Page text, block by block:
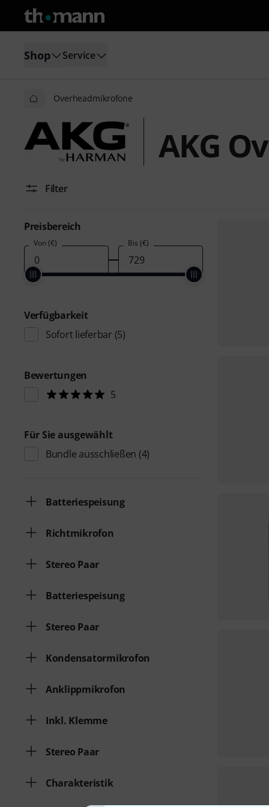
Shop Service
Overheadmikrofone
AKG
Filter
Preisbereich
Von (€) Bis (€)
Verfügbarkeit
Sofort lieferbar (5)
Bewertungen
5
Für Sie ausgewählt
Bundle ausschließen (4)
Batteriespeisung
Richtmikrofon
Stereo Paar
Batteriespeisung
Stereo Paar
Kondensatormikrofon
Anklippmikrofon
Inkl. Klemme
Stereo Paar
Charakteristik